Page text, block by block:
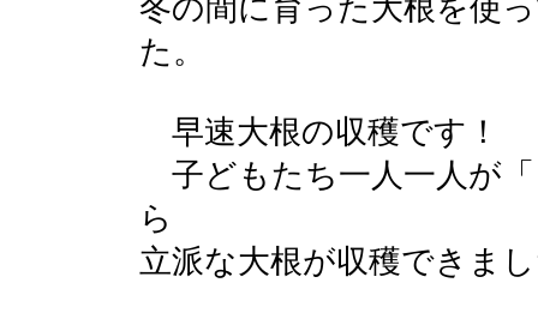
冬の間に育った大根を使
た。
早速大根の収穫です！
子どもたち一人一人が
ら
立派な大根が収穫できま